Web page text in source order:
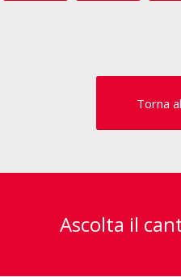
Torna
Ascolta il